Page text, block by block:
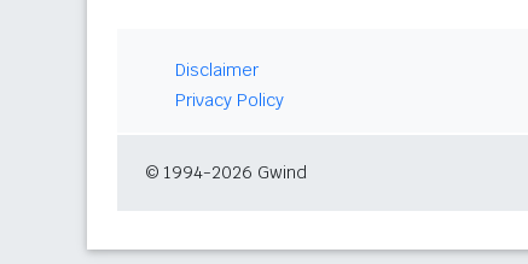
Disclaimer
Privacy Policy
© 1994-2026 Gwind